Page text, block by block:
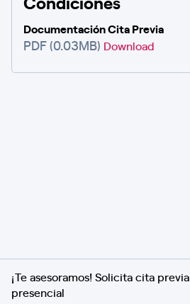
Documentación Cita Previa
PDF (0.03MB) Download
¡Te asesoramos! Solicita cita previa
presencial